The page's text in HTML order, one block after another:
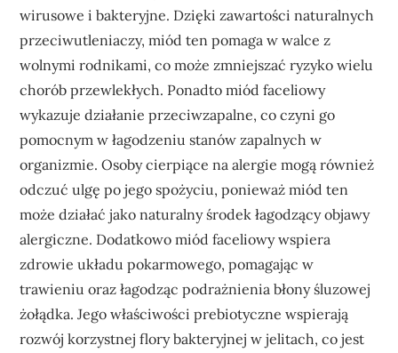
wirusowe i bakteryjne. Dzięki zawartości naturalnych
przeciwutleniaczy, miód ten pomaga w walce z
wolnymi rodnikami, co może zmniejszać ryzyko wielu
chorób przewlekłych. Ponadto miód faceliowy
wykazuje działanie przeciwzapalne, co czyni go
pomocnym w łagodzeniu stanów zapalnych w
organizmie. Osoby cierpiące na alergie mogą również
odczuć ulgę po jego spożyciu, ponieważ miód ten
może działać jako naturalny środek łagodzący objawy
alergiczne. Dodatkowo miód faceliowy wspiera
zdrowie układu pokarmowego, pomagając w
trawieniu oraz łagodząc podrażnienia błony śluzowej
żołądka. Jego właściwości prebiotyczne wspierają
rozwój korzystnej flory bakteryjnej w jelitach, co jest